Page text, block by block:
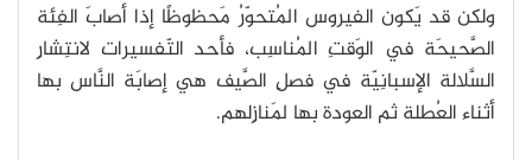
ولكن قد يَكون الفيروس المُتحوّرُ مَحظوظًا إذا أصابَ الفِئة
الصَّحيحَة في الوَقتِ المُناسِب، فأحد التّفسيرات لانتِشارِ
السَّلالة الإسبانِيّة في فصلِ الصَّيف هي إصابَة النَّاس بها
أثناء العُطلة ثم العودة بها لمَنازِلهم.